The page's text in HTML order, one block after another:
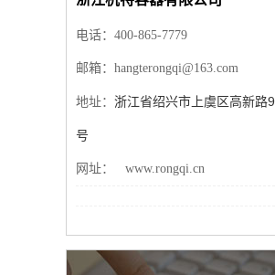
电话： 400-865-7779
邮箱：hangterongqi@163.com
地址： 浙江省绍兴市上虞区高新路9
号
网址： www.rongqi.cn